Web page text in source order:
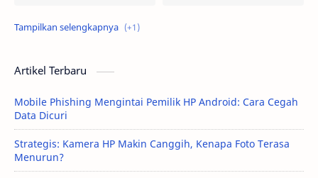
Tutorial
Artikel Terbaru
Mobile Phishing Mengintai Pemilik HP Android: Cara Cegah
Data Dicuri
Strategis: Kamera HP Makin Canggih, Kenapa Foto Terasa
Menurun?